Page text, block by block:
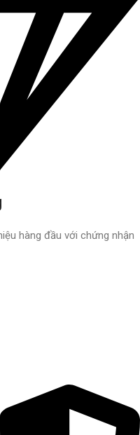
hàng đầu với chứng nhận